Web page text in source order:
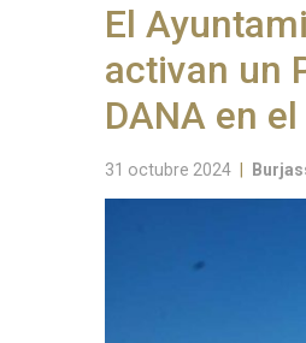
El
activan un
DANA en
31 octubre 2024